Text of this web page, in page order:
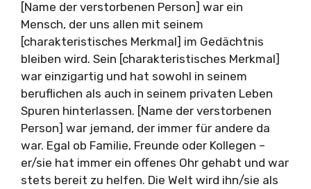
[Name der verstorbenen Person] war ein
Mensch, der uns allen mit seinem
[charakteristisches Merkmal] im Gedächtnis
bleiben wird. Sein [charakteristisches Merkmal]
war einzigartig und hat sowohl in seinem
beruflichen als auch in seinem privaten Leben
Spuren hinterlassen. [Name der verstorbenen
Person] war jemand, der immer für andere da
war. Egal ob Familie, Freunde oder Kollegen –
er/sie hat immer ein offenes Ohr gehabt und war
stets bereit zu helfen. Die Welt wird ihn/sie als